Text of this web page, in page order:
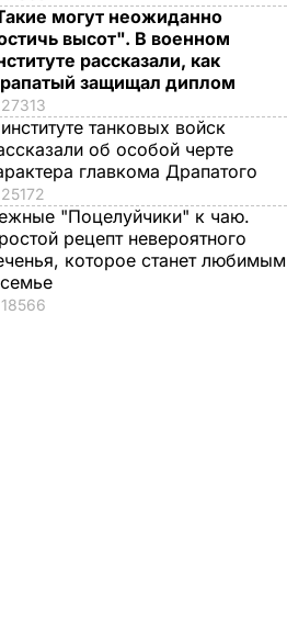
могут неожиданно
высот". В военном
рассказали, как
защищал диплом
27313
танковых войск
об особой черте
главкома Драпатого
25172
"Поцелуйчики" к чаю.
рецепт невероятного
которое станет любимым
18566